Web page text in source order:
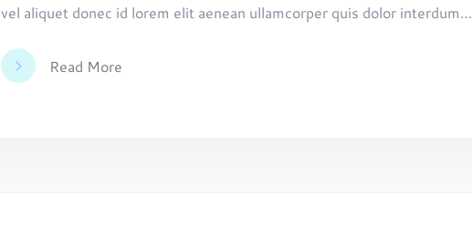
vel aliquet donec id lorem elit aenean ullamcorper quis dolor interdum…
Read More